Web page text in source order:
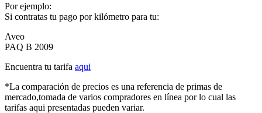
Por ejemplo:
Si contratas tu pago por kilómetro para tu:
Aveo
PAQ B 2009
Encuentra tu tarifa aqui
*La comparación de precios es una referencia de primas de
mercado,tomada de varios compradores en línea por lo cual las
tarifas aqui presentadas pueden variar.